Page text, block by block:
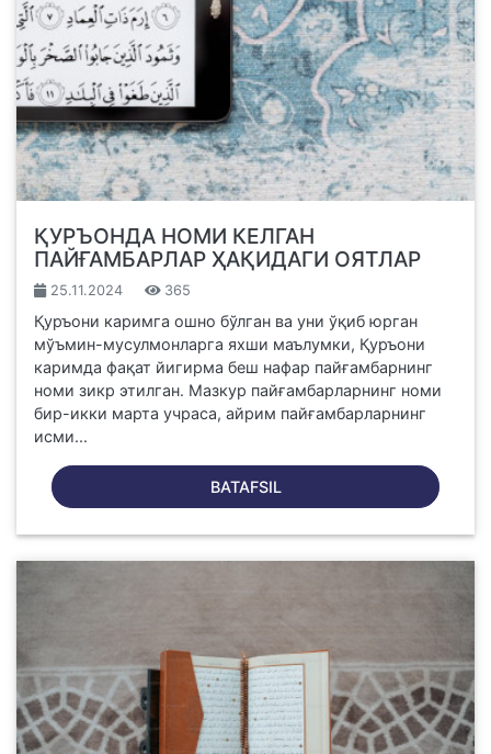
ҚУРЪОНДА НОМИ КЕЛГАН
ПАЙҒАМБАРЛАР ҲАҚИДАГИ ОЯТЛАР
25.11.2024 365
Қуръони каримга ошно бўлган ва уни ўқиб юрган
мўъмин-мусулмонларга яхши маълумки, Қуръони
каримда фақат йигирма беш нафар пайғамбарнинг
номи зикр этилган. Мазкур пайғамбарларнинг номи
бир-икки марта учраса, айрим пайғамбарларнинг
исми...
BATAFSIL